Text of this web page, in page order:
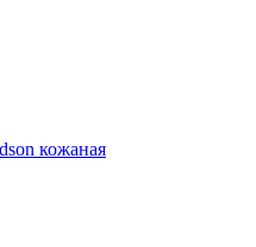
кожаная